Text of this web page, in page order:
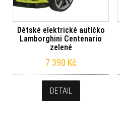
Dětské elektrické autíčko
Lamborghini Centenario
zelené
7 390 Kč
DETAIL